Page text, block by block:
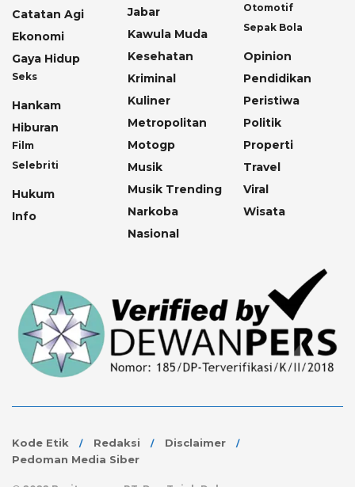
Catatan Agi
Ekonomi
Gaya Hidup
Seks
Hankam
Hiburan
Film
Selebriti
Hukum
Info
Jabar
Kawula Muda
Kesehatan
Kriminal
Kuliner
Metropolitan
Motogp
Musik
Musik Trending
Narkoba
Nasional
Otomotif
Sepak Bola
Opinion
Pendidikan
Peristiwa
Politik
Properti
Travel
Viral
Wisata
Kode Etik Redaksi
Disclaimer
Pedoman Media Siber